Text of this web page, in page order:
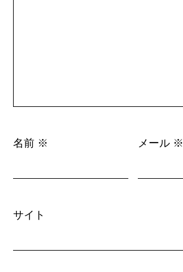
名前 ※ メール ※
サイト